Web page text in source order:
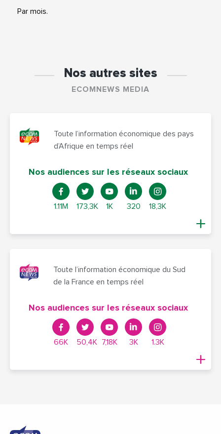
Par mois.
Nos autres sites
ECOMNEWS MEDIA
Toute l’information économique des pays
d’Afrique en temps réel
Nos audiences sur les réseaux sociaux
1.11M 173,3K 1K 320 18,3K
Toute l’information économique du Sud
de la France en temps réel
Nos audiences sur les réseaux sociaux
66K 50,4K 7,18K 3K 1.3K